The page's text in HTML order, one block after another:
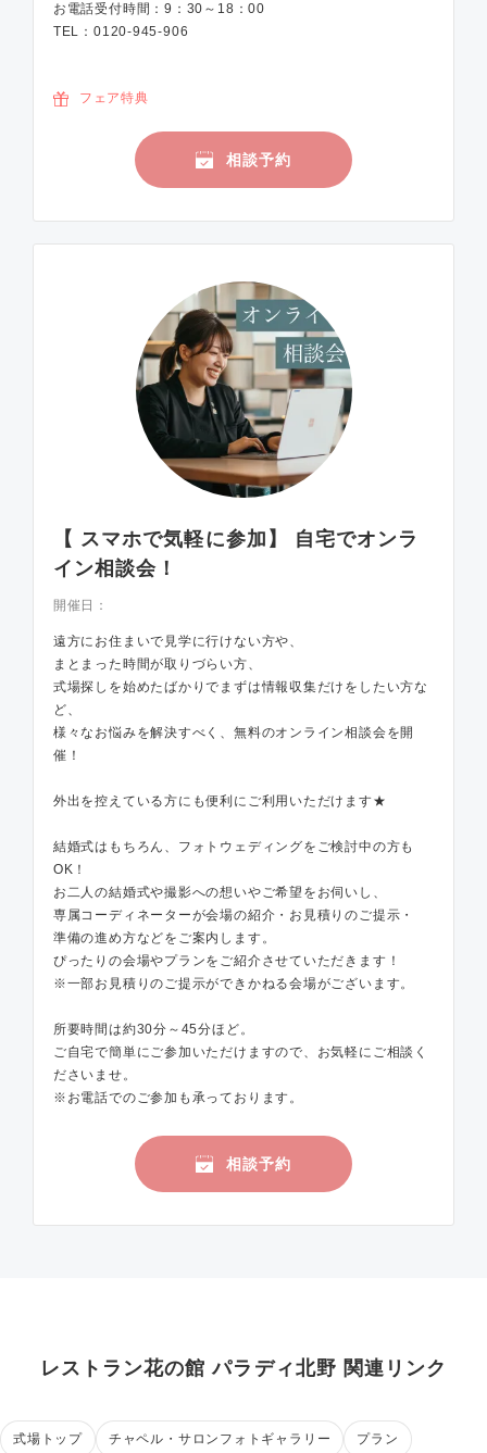
お電話受付時間：9：30～18：00
TEL：0120-945-906
フェア特典
相談予約
【 スマホで気軽に参加】 自宅でオンラ
イン相談会！
開催日：
遠方にお住まいで見学に行けない方や、
まとまった時間が取りづらい方、
式場探しを始めたばかりでまずは情報収集だけをしたい方な
ど、
様々なお悩みを解決すべく、無料のオンライン相談会を開
催！
外出を控えている方にも便利にご利用いただけます★
結婚式はもちろん、フォトウェディングをご検討中の方も
OK！
お二人の結婚式や撮影への想いやご希望をお伺いし、
専属コーディネーターが会場の紹介・お見積りのご提示・
準備の進め方などをご案内します。
ぴったりの会場やプランをご紹介させていただきます！
※一部お見積りのご提示ができかねる会場がございます。
所要時間は約30分～45分ほど。
ご自宅で簡単にご参加いただけますので、お気軽にご相談く
ださいませ。
※お電話でのご参加も承っております。
相談予約
レストラン花の館 パラディ北野 関連リンク
式場トップ チャペル・サロンフォトギャラリー プラン